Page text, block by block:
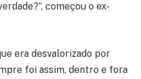
começou o ex-
era desvalorizado por
foi assim, dentro e fora